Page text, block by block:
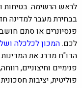
לראש הרשימה. בטיחות
בבחירת מעבר למדינה
פנסיונרים או סתם
לכם.המכון לכלכלה
פנימיים וחיצוניים,